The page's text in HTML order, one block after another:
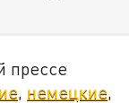
прессе
, немецкие,